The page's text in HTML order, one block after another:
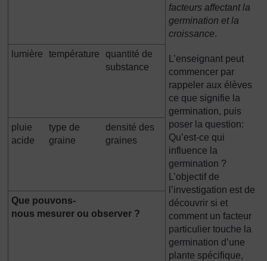
facteurs affectant la
germination et la
croissance.
L’enseignant peut
commencer par
rappeler aux élèves
ce que signifie la
germination, puis
poser la question:
Qu’est-ce qui
influence la
germination ?
L’objectif de
l’investigation est de
découvrir si et
comment un facteur
particulier touche la
germination d’une
plante spécifique,
lumière température
quantité de
substance
pluie
acide
type de
graine
densité des
graines
Que pouvons-
nous mesurer ou observer ?